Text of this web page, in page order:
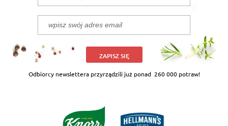
ZAPISZ SIĘ
Odbiorcy newslettera przyrządzili już ponad 260 000 potraw!